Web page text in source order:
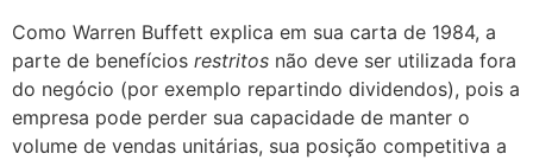
Como Warren Buffett explica em sua carta de 1984, a
parte de benefícios restritos não deve ser utilizada fora
do negócio (por exemplo repartindo dividendos), pois a
empresa pode perder sua capacidade de manter o
volume de vendas unitárias, sua posição competitiva a